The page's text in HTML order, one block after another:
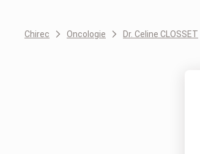
Chirec Oncologie Dr. Celine CLOSSET